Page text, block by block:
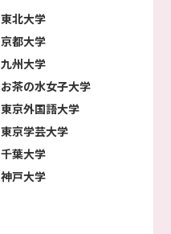
東北大学
京都大学
九州大学
お茶の水女子大学
東京外国語大学
東京学芸大学
千葉大学
神戸大学